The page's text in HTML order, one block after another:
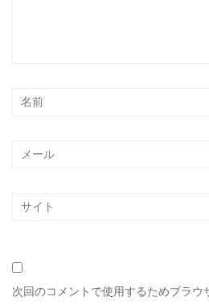
次回のコメントで使用するためブラ